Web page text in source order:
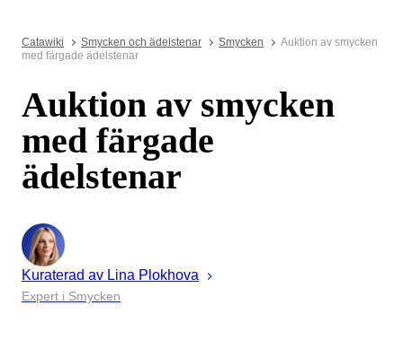
Catawiki Smycken och ädelstenar Smycken
Auktion av smycken
med färgade ädelstenar
Auktion av smycken
med färgade
ädelstenar
Kuraterad av Lina Plokhova
Expert i Smycken